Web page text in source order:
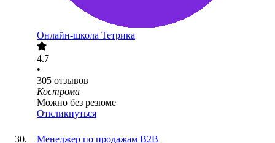
Онлайн-школа Тетрика
4.7
•
305 отзывов
Кострома
Можно без резюме
Откликнуться
Менеджер по продажам B2B